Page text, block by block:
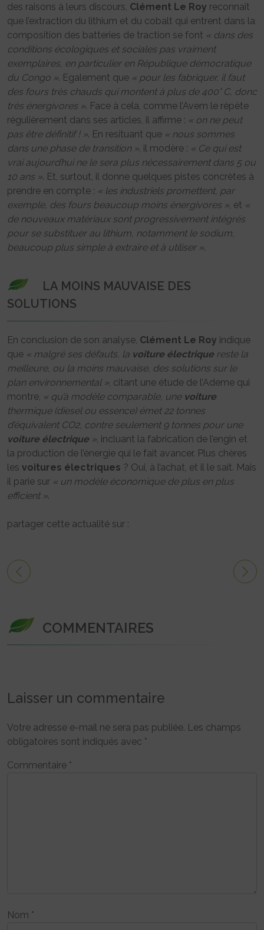
des raisons à leurs discours, Clément Le Roy reconnaît
que l’extraction du lithium et du cobalt qui entrent dans la
composition des batteries de traction se font « dans des
conditions écologiques et sociales pas vraiment
exemplaires, en particulier en République démocratique
du Congo ». Egalement que « pour les fabriquer, il faut
des fours très chauds qui montent à plus de 400° C, donc
très énergivores ». Face à cela, comme l’Avem le répète
régulièrement dans ses articles, il affirme : « on ne peut
pas être définitif ! ». En resituant que « nous sommes
dans une phase de transition » , il modère : « Ce qui est
vrai aujourd’hui ne le sera plus nécessairement dans 5 ou
10 ans ». Et, surtout, il donne quelques pistes concrètes à
prendre en compte : « les industriels promettent, par
exemple, des fours beaucoup moins énergivores » , et «
de nouveaux matériaux sont progressivement intégrés
pour se substituer au lithium, notamment le sodium,
beaucoup plus simple à extraire et à utiliser ».
LA MOINS MAUVAISE DES
SOLUTIONS
En conclusion de son analyse, Clément Le Roy indique
que « malgré ses défauts, la voiture électrique reste la
meilleure, ou la moins mauvaise, des solutions sur le
plan environnemental » , citant une étude de l’Ademe qui
montre, « qu’à modèle comparable, une voiture
thermique (diesel ou essence) émet 22 tonnes
d’équivalent CO2, contre seulement 9 tonnes pour une
voiture électrique » , incluant la fabrication de l’engin et
la production de l’énergie qui le fait avancer. Plus chères
les voitures électriques ? Oui, à l’achat, et il le sait. Mais
il parie sur « un modèle économique de plus en plus
efficient ».
partager cette actualité sur :
COMMENTAIRES
Laisser un commentaire
Votre adresse e-mail ne sera pas publiée. Les champs
obligatoires sont indiqués avec *
Commentaire *
Nom *